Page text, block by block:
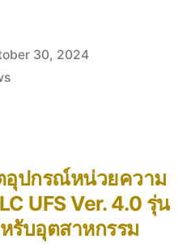
30, 2024
อุปกรณ์หน่วยความ
UFS Ver. 4.0 รุ่น
รับอุตสาหกรรม